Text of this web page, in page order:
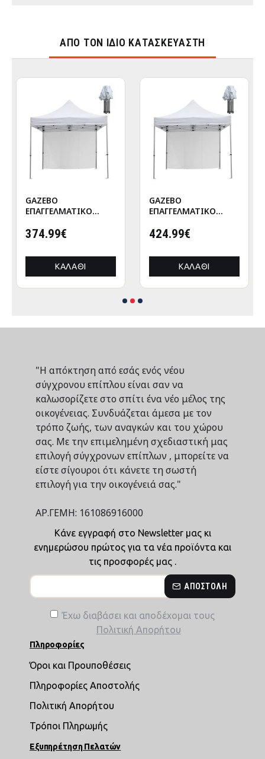
ΑΠΌ ΤΟΝ ΊΔΙΟ ΚΑΤΑΣΚΕΥΑΣΤΉ
GAZEBO
ΕΠΑΓΓΕΛΜΑΤΙΚΟ
CRESSEN HM21097
ΑΛΟΥΜΙΝΙΟΥ
3x3x3,4Yμ
374.99€
ΚΑΛΆΘΙ
GAZEBO
ΕΠΑΓΓΕΛΜΑΤΙΚΟ
CRESSEN HM21097.01
ΑΛΟΥΜΙΝΙΟΥ
3x3x3,4Yεκ
424.99€
ΚΑΛΆΘΙ
"Η απόκτηση από εσάς ενός νέου
σύγχρονου επίπλου είναι σαν να
καλωσορίζετε στο σπίτι ένα νέο μέλος της
οικογένειας. Συνδυάζεται άμεσα με τον
τρόπο ζωής, των αναγκών και του χώρου
σας. Με την επιμελημένη σχεδιαστική μας
επιλογή σύγχρονων επίπλων , μπορείτε να
είστε σίγουροι ότι κάνετε τη σωστή
επιλογή για την οικογένειά σας."
ΑΡ.ΓΕΜΗ: 161086916000
Κάνε εγγραφή στο Newsletter μας κι
ενημερώσου πρώτος για τα νέα προϊόντα και
τις προσφορές μας .
ΑΠΟΣΤΟΛΉ
Έχω διαβάσει και αποδέχομαι τους
Πολιτική Απορήτου
Πληροφορίες
Όροι και Προυποθέσεις
Πληροφορίες Αποστολής
Πολιτική Απορήτου
Τρόποι Πληρωμής
Εξυπηρέτηση Πελατών